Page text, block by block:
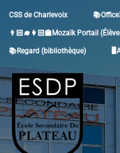
CSS de Charlevoix
👨🏻‍🎓👩🏻‍🏫Mozaïk Portail
📚Regard (bibliothèque)